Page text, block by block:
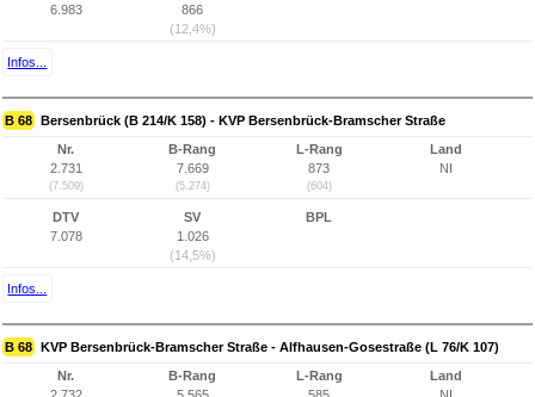
6.983
866
(12,4%)
Infos...
B 68 Bersenbrück (B 214/K 158) - KVP Bersenbrück-Bramscher Straße
Nr.
2.731
(7.509)
B-Rang
7.669
(5.274)
L-Rang
873
(604)
Land
NI
DTV
7.078
SV
1.026
(14,5%)
BPL
Infos...
B 68 KVP Bersenbrück-Bramscher Straße - Alfhausen-Gosestraße (L 76/K 107)
Nr.
B-Rang
L-Rang
Land